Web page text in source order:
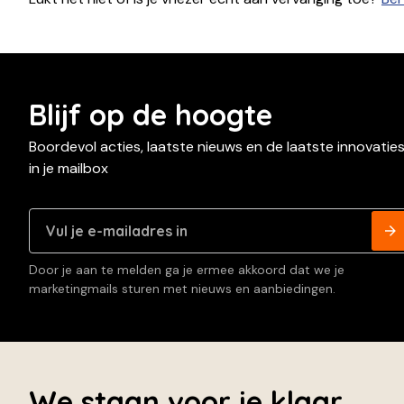
Blijf op de hoogte
Boordevol acties, laatste nieuws en de laatste innovaties
in je mailbox
Door je aan te melden ga je ermee akkoord dat we je
marketingmails sturen met nieuws en aanbiedingen.